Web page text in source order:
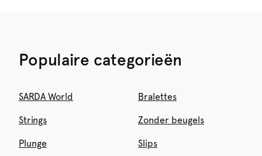
Populaire categorieën
SARDA World Bralettes
Strings Zonder beugels
Plunge Slips